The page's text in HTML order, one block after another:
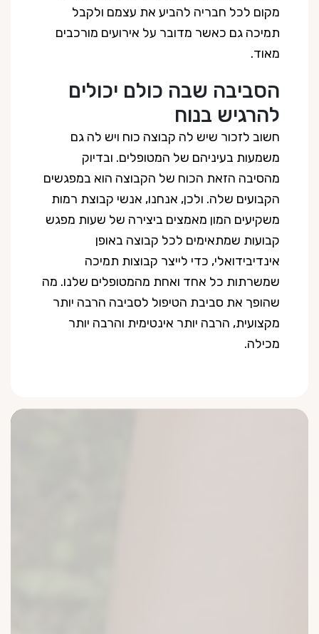
מקום לכל חבריה להביע את עצמם ולקבל
תמיכה גם כאשר מדובר על אירועים מורכבים
מאוד.
הסביבה שבה כולם יכולים
להרגיש בנוח
חשוב לזכור שיש לה קבוצה כוח ויש לה גם
משמעות בעיניהם של המטופלים. ובדיוק
מהסיבה הזאת הכוח של הקבוצה הוא במפגשים
הקבועים שלה. ולכן, אנחנו, אנשי קבוצת רמות
משקיעים המון מאמצים ביצירה של שעות מפגש
קבועות שמתאימים לכל קבוצה באופן
אינדיבידואלי, כדי לייצר קבוצות תמיכה
שמשרתות כל אחד ואחת מהמטופלים שלנו. מה
שהופך את סביבת הטיפול לסביבה הרבה יותר
מקצועית, הרבה יותר אינטימית והרבה יותר
מכילה.